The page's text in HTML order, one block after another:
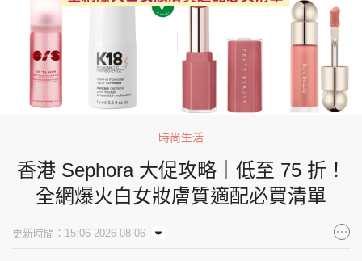
時尚生活
香港 Sephora 大促攻略｜低至 75 折！
全網爆火白女妝膚質適配必買清單
更新時間：15:06 2026-08-06